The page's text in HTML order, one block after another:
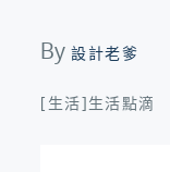
By設計老爹
[生活]生活點滴